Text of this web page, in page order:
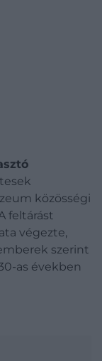
közösségi
feltárást
végezte,
szerint
as években